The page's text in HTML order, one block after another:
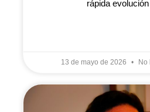
rápida
13 de mayo de 2026 No